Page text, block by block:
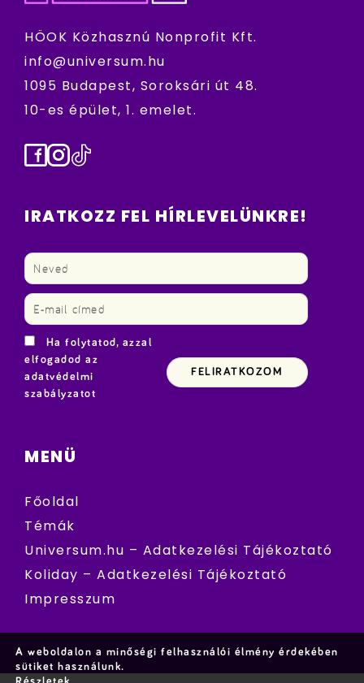
HÖOK Közhasznú Nonprofit Kft.
info@universum.hu
1095 Budapest, Soroksári út 48.
10-es épület, 1. emelet.
Facebook
Instagram
TikTok
IRATKOZZ FEL HÍRLEVELÜNKRE!
Ha folytatod, azzal
elfogadod az
adatvédelmi
szabályzatot
MENÜ
Főoldal
Témák
Universum.hu – Adatkezelési Tájékoztató
Koliday – Adatkezelési Tájékoztató
Impresszum
A weboldalon a minőségi felhasználói élmény érdekében
sütiket használunk.